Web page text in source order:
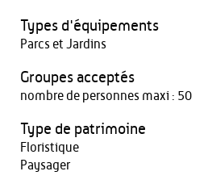
Types d'équipements
Parcs et Jardins
Groupes acceptés
nombre de personnes maxi : 50
Type de patrimoine
Floristique
Paysager